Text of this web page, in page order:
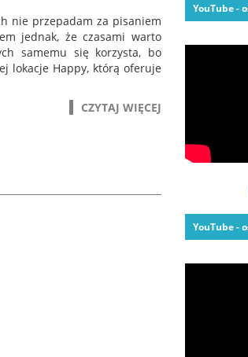
nie przepadam za pisaniem
jednak, że czasami warto
samemu się korzysta, bo
lokacje Happy, którą oferuje
CZYTAJ WIĘCEJ
YouTube -
YouTube -